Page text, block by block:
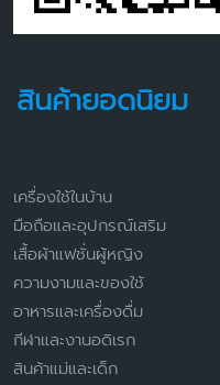
สินค้ายอดนิยม
เครื่องใช้ในบ้าน
มือถือและอุปกรณ์เสริม
เสื้อผ้าแฟชั่นผู้หญิง
ความงามและของใช้
อาหารและเครื่องดื่ม
กีฬาและงานอดิเรก
สินค้าแม่และเด็ก